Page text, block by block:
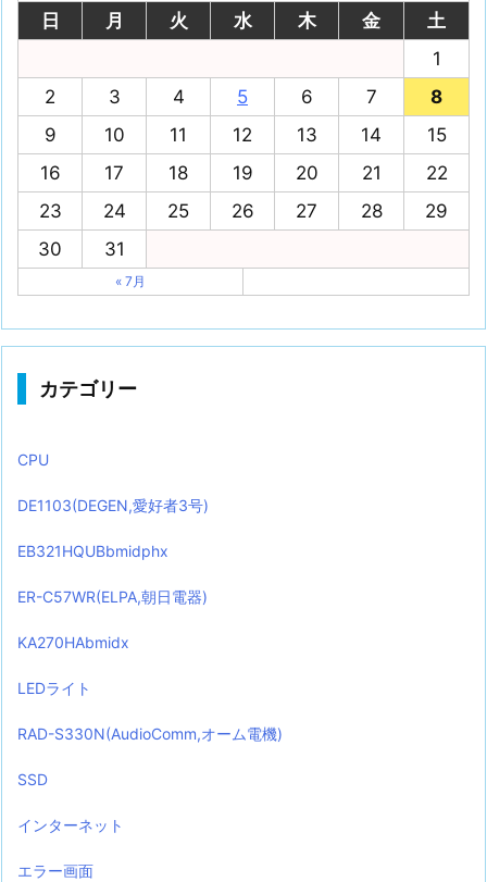
日
月 火 水 木 金
土
1
2
3 4 5 6 7
8
9
10 11 12 13 14
15
16
17 18 19 20 21
22
23
24 25 26 27 28
29
30
31
« 7月
カテゴリー
CPU
DE1103(DEGEN,愛好者3号)
EB321HQUBbmidphx
ER-C57WR(ELPA,朝日電器)
KA270HAbmidx
LEDライト
RAD-S330N(AudioComm,オーム電機)
SSD
インターネット
エラー画面